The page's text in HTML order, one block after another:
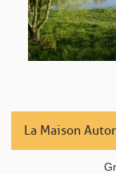
La Maison